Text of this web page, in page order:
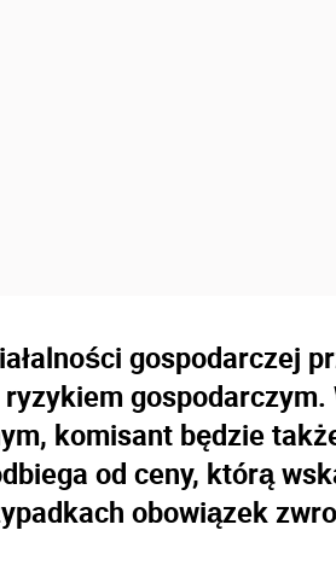
gospodarczej
komisant będzie
od ceny, którą
obowiązek